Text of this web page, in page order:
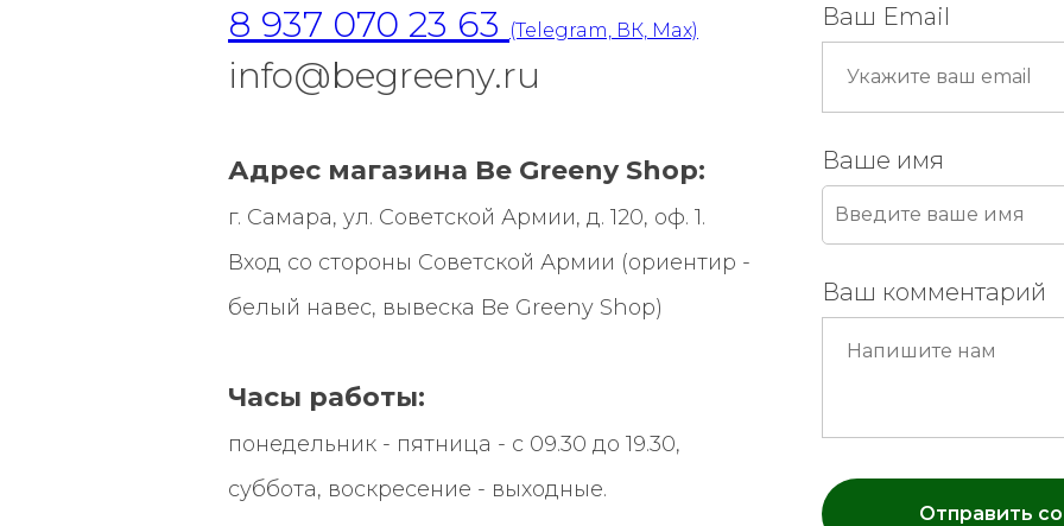
8 937 070 23 63 (Telegram, ВК, Max)
info@begreeny.ru
Адрес магазина Be Greeny Shop:
г. Самара, ул. Советской Армии, д. 120, оф. 1.
Вход со стороны Советской Армии (ориентир -
белый навес, вывеска Be Greeny Shop)
Часы работы:
понедельник - пятница - с 09.30 до 19.30,
суббота, воскресение - выходные.
Ваш Email
Ваше имя
Ваш комментарий
Отправить